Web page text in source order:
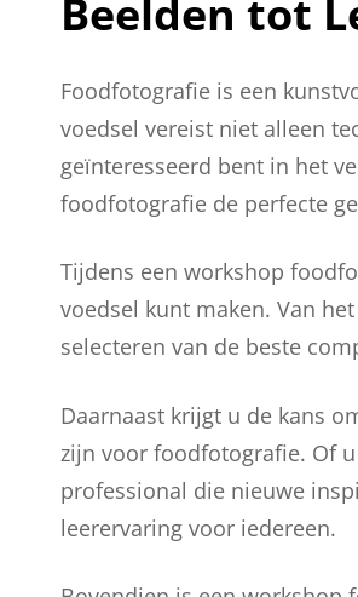
Beelden tot
Foodfotografie is een
voedsel vereist niet alleen
geïnteresseerd bent in het
foodfotografie de perfecte
Tijdens een workshop
voedsel kunt maken. Van
selecteren van de beste
Daarnaast krijgt u de kans
zijn voor foodfotografie. Of
professional die nieuwe
leerervaring voor iedereen.